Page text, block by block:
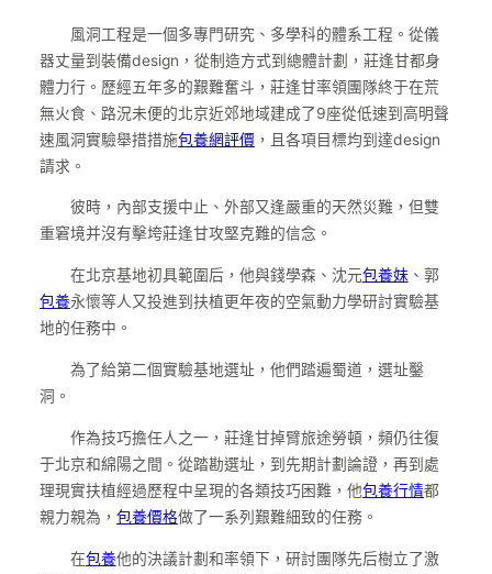
風洞工程是一個多專門研究、多學科的體系工程。從儀
器丈量到裝備design，從制造方式到總體計劃，莊逢甘都身
體力行。歷經五年多的艱難奮斗，莊逢甘率領團隊終于在荒
無火食、路況未便的北京近郊地域建成了9座從低速到高明聲
速風洞實驗舉措措施包養網評價 ，且各項目標均到達design
請求。
彼時，內部支援中止、外部又逢嚴重的天然災難，但雙
重窘境并沒有擊垮莊逢甘攻堅克難的信念。
在北京基地初具範圍后，他與錢學森、沈元包養妹、郭
包養永懷等人又投進到扶植更年夜的空氣動力學研討實驗基
地的任務中。
為了給第二個實驗基地選址，他們踏遍蜀道，選址鑿
洞。
作為技巧擔任人之一，莊逢甘掉臂旅途勞頓，頻仍往復
于北京和綿陽之間。從踏勘選址，到先期計劃論證，再到處
理現實扶植經過歷程中呈現的各類技巧困難，他包養行情都
親力親為， 包養價格做了一系列艱難細致的任務。
在包養他的決議計劃和率領下，研討團隊先后樹立了激